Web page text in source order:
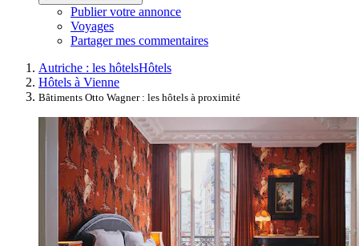
Publier votre annonce
Voyages
Partager mes commentaires
Autriche : les hôtelsHôtels
Hôtels à Vienne
Bâtiments Otto Wagner : les hôtels à proximité